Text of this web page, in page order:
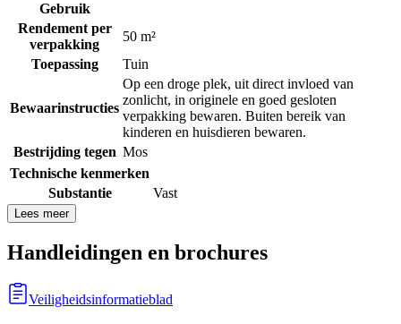
Gebruik
Rendement per
verpakking
50 m²
Toepassing
Tuin
Bewaarinstructies
Op een droge plek, uit direct invloed van
zonlicht, in originele en goed gesloten
verpakking bewaren. Buiten bereik van
kinderen en huisdieren bewaren.
Bestrijding tegen Mos
Technische kenmerken
Substantie
Vast
Lees meer
Handleidingen en brochures
Veiligheidsinformatieblad